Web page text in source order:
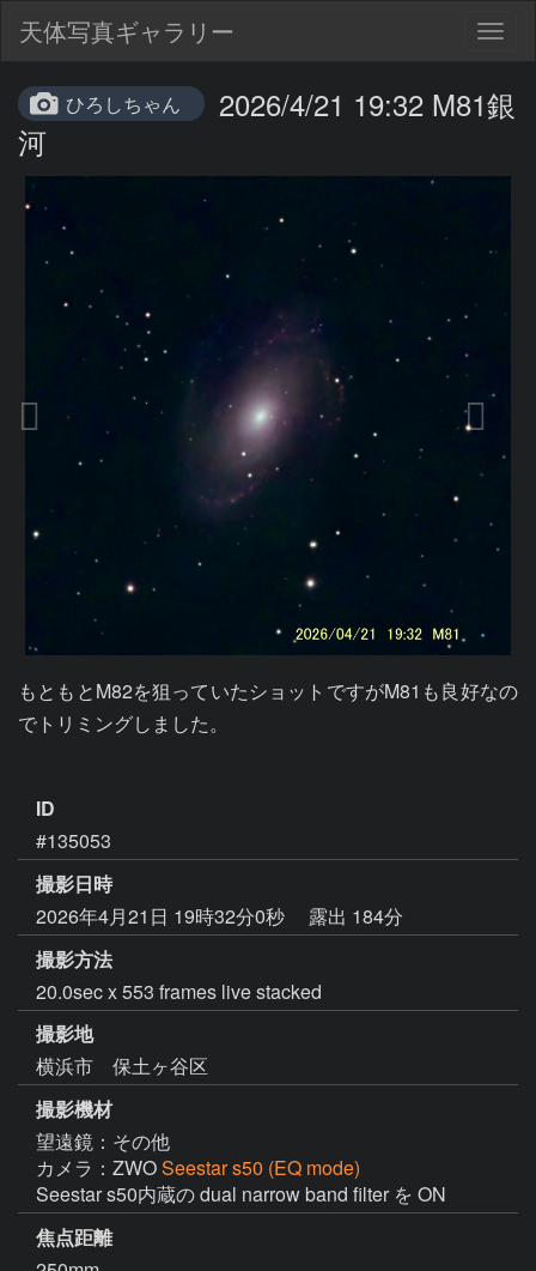
天体写真ギャラリー
ひろしちゃん
2026/4/21 19:32 M81銀
河
もともとM82を狙っていたショットですがM81も良好なの
でトリミングしました。
ID
#135053
撮影日時
2026年4月21日 19時32分0秒
露出 184分
撮影方法
20.0sec x 553 frames live stacked
撮影地
横浜市 保土ヶ谷区
撮影機材
望遠鏡：その他
カメラ：ZWOSeestar s50 (EQ mode)
Seestar s50内蔵の dual narrow band filter を ON
焦点距離